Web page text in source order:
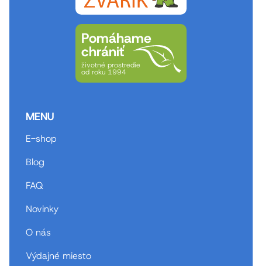
Pomáhame
chrániť
životné prostredie
od roku 1994
MENU
E-shop
Blog
FAQ
Novinky
O nás
Výdajné miesto